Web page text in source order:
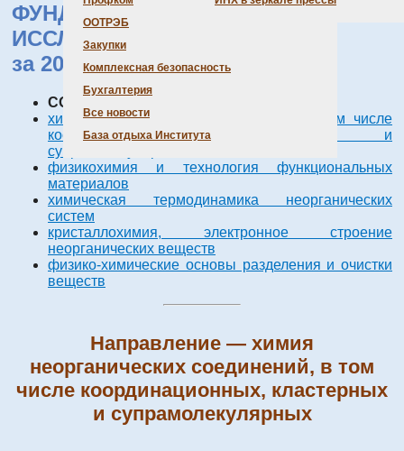
ООТРЭБ
Закупки
Комплексная безопасность
Бухгалтерия
Все новости
База отдыха Института
ФУНДАМЕНТАЛЬНЫХ
ИССЛЕДОВАНИЙ
за 2008 г.
СОДЕРЖАНИЕ НАПРАВЛЕНИЙ:
химия неорганических соединений, в том числе
координационных, кластерных и
супрамолекулярных
физикохимия и технология функциональных
материалов
химическая термодинамика неорганических
систем
кристаллохимия, электронное строение
неорганических веществ
физико-химические основы разделения и очистки
веществ
Направление — химия
неорганических соединений, в том
числе координационных, кластерных
и супрамолекулярных